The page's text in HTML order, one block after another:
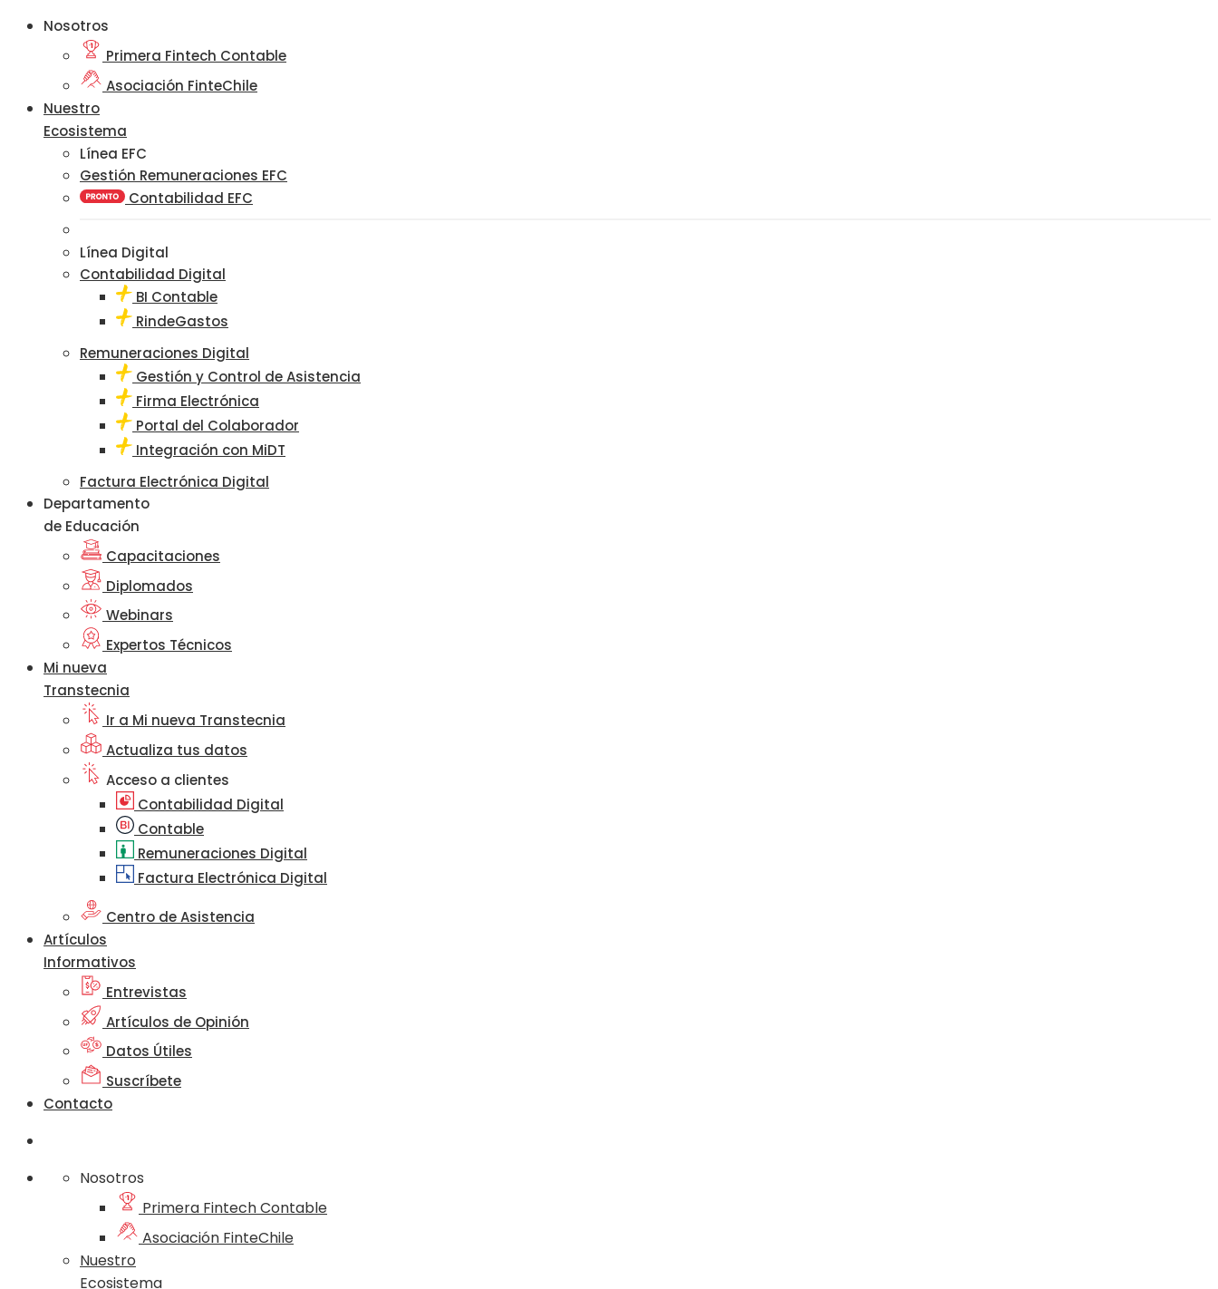
Nosotros
Primera Fintech Contable
Asociación FinteChile
Nuestro
Ecosistema
Línea EFC
Gestión Remuneraciones EFC
Contabilidad EFC
Línea Digital
Contabilidad Digital
BI Contable
RindeGastos
Remuneraciones Digital
Gestión y Control de Asistencia
Firma Electrónica
Portal del Colaborador
Integración con MiDT
Factura Electrónica Digital
Departamento
de Educación
Capacitaciones
Diplomados
Webinars
Expertos Técnicos
Mi nueva
Transtecnia
Ir a Mi nueva Transtecnia
Actualiza tus datos
Acceso a clientes
Contabilidad Digital
Contable
Remuneraciones Digital
Factura Electrónica Digital
Centro de Asistencia
Artículos
Informativos
Entrevistas
Artículos de Opinión
Datos Útiles
Suscríbete
Contacto
Nosotros
Primera Fintech Contable
Asociación FinteChile
Nuestro
Ecosistema